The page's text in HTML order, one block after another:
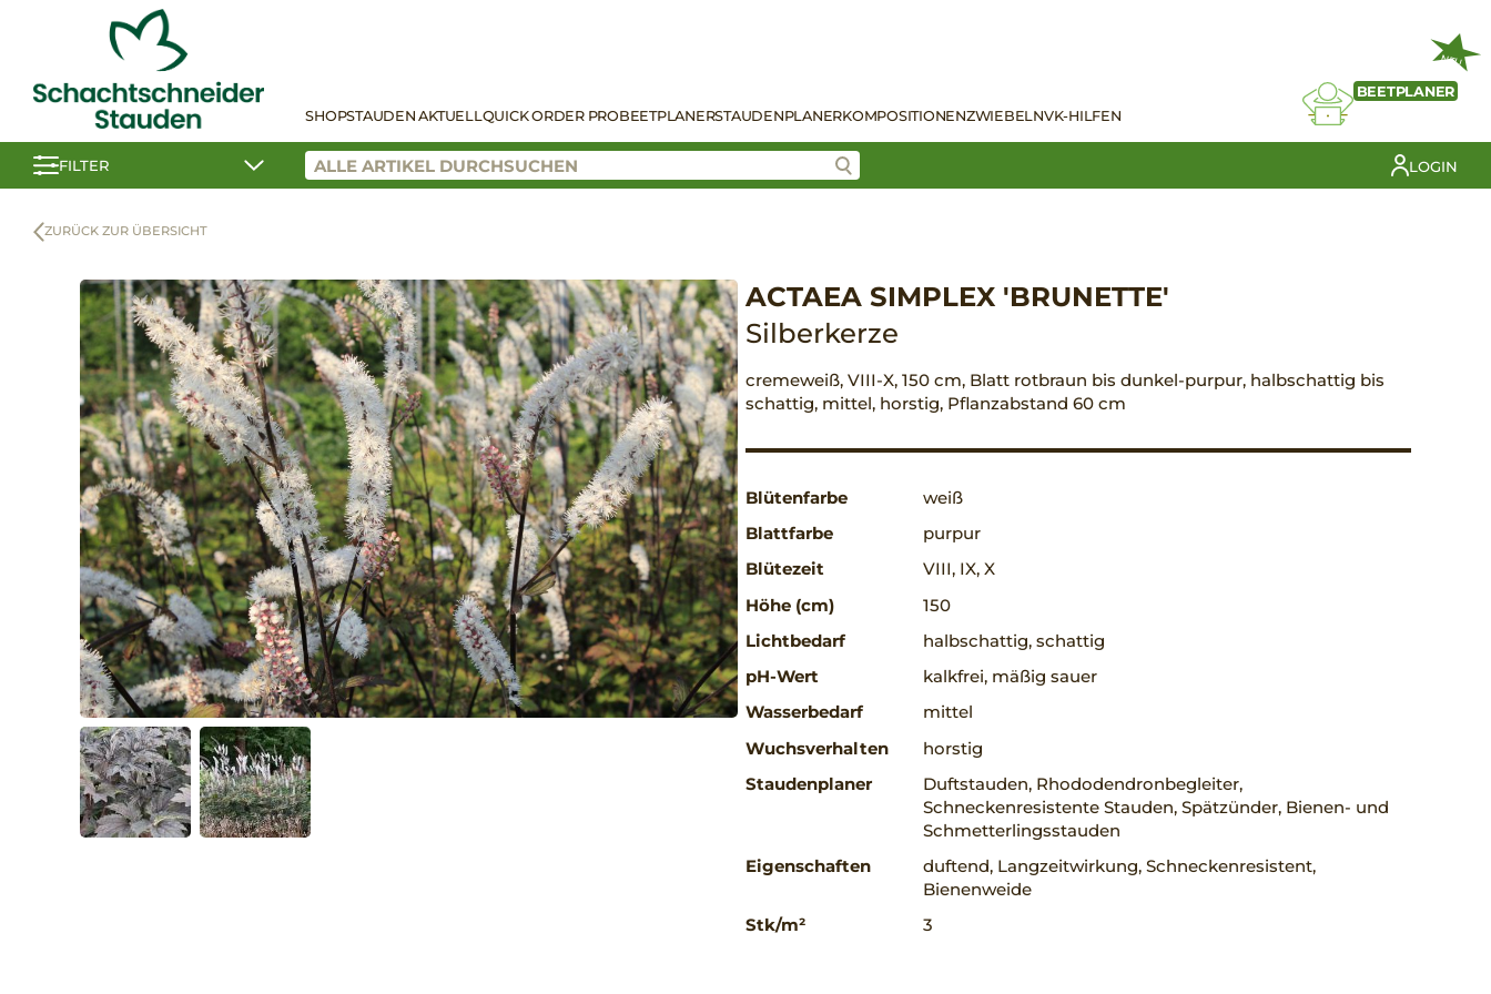
SHOPSTAUDEN AKTUELLQUICK ORDER PROBEETPLANERSTAUDENPLANERKOMPOSITIONENZWIEBELNVK-HILFEN
NEU
BEETPLANER
FILTER LOGIN
ZURÜCK ZUR ÜBERSICHT
ACTAEA SIMPLEX 'BRUNETTE'
Silberkerze
cremeweiß, VIII-X, 150 cm, Blatt rotbraun bis dunkel-purpur, halbschattig bis
schattig, mittel, horstig, Pflanzabstand 60 cm
Blütenfarbe
weiß
Blattfarbe
purpur
Blütezeit
VIII, IX, X
Höhe (cm)
150
Lichtbedarf
halbschattig, schattig
pH-Wert
kalkfrei, mäßig sauer
Wasserbedarf
mittel
Wuchsverhalten
horstig
Staudenplaner
Duftstauden, Rhododendronbegleiter,
Schneckenresistente Stauden, Spätzünder, Bienen- und
Schmetterlingsstauden
Eigenschaften
duftend, Langzeitwirkung, Schneckenresistent,
Bienenweide
Stk/m²
3